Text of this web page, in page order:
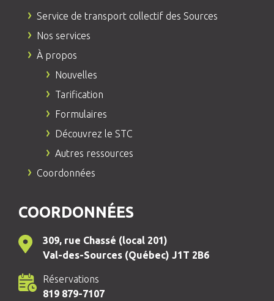
Service de transport collectif des Sources
Nos services
À propos
Nouvelles
Tarification
Formulaires
Découvrez le STC
Autres ressources
Coordonnées
COORDONNÉES
309, rue Chassé (local 201)
Val-des-Sources (Québec) J1T 2B6
Réservations
819 879-7107